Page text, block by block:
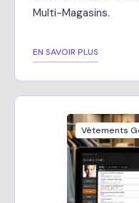
Multi-Magasins.
EN SAVOIR PLUS
Vêtements